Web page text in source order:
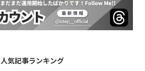
人気記事ランキング